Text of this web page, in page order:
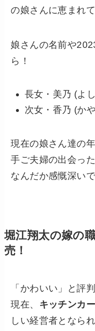
の娘さんに恵まれて
娘さんの名前や
ら！
長女・美乃 (よ
次女・香乃 (か
現在の娘さん達の
手ご夫婦の出会っ
なんだか感慨深いで
堀江翔太の嫁の
売！
「かわいい」と評
現在、 キッチンカ
しい経営者となら